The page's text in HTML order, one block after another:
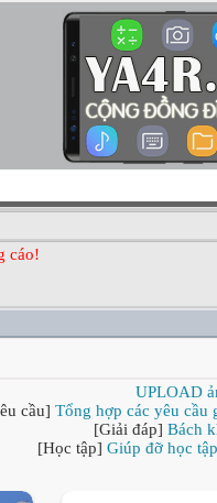
cáo!
UPLOAD
cầu] Tổng hợp các yêu cầu
[Giải đáp] Bách
[Học tập] Giúp đỡ học